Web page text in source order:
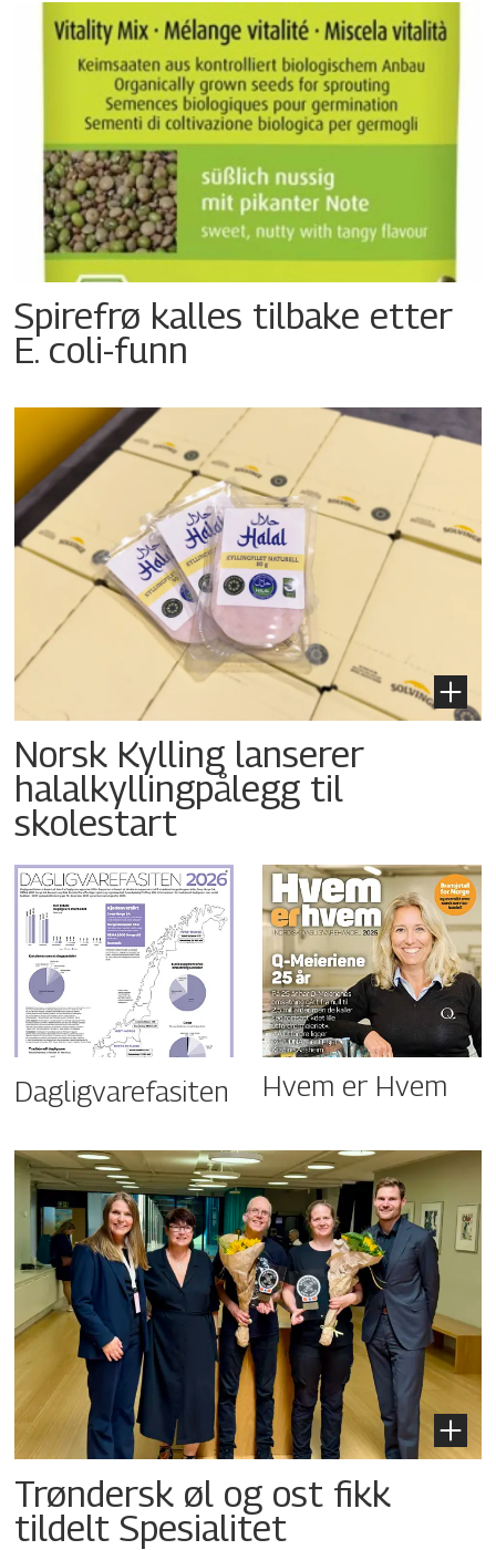
Spirefrø kalles tilbake etter
E. coli-funn
Norsk Kylling lanserer
halalkyllingpålegg til
skolestart
Dagligvarefasiten Hvem er Hvem
Trøndersk øl og ost fikk
tildelt Spesialitet